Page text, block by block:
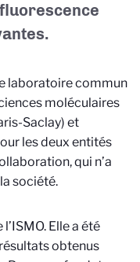
laboratoire commun
moléculaires
Saclay) et
les deux entités
qui n’a
société.
Elle a été
obtenus